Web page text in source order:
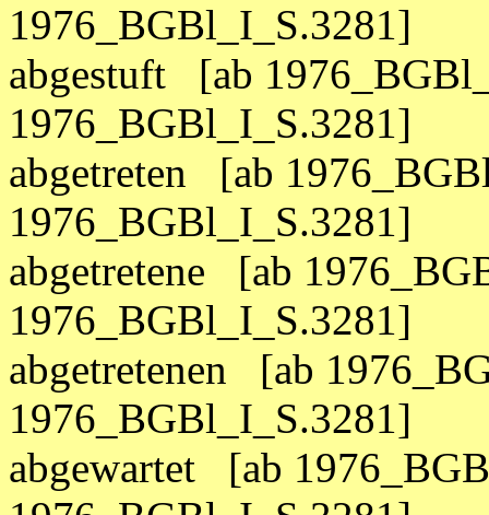
1976_BGBl_I_S.3281]
abgestuft [ab
1976_BGBl_I_S.3281]
abgetreten [ab
1976_BGBl_I_S.3281]
abgetretene [ab
1976_BGBl_I_S.3281]
abgetretenen [ab
1976_BGBl_I_S.3281]
abgewartet [ab